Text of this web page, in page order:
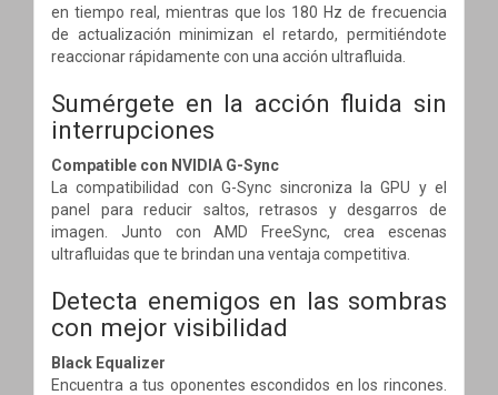
en tiempo real, mientras que los 180 Hz de frecuencia
de actualización minimizan el retardo, permitiéndote
reaccionar rápidamente con una acción ultrafluida.
Sumérgete en la acción fluida sin
interrupciones
Compatible con NVIDIA G-Sync
La compatibilidad con G-Sync sincroniza la GPU y el
panel para reducir saltos, retrasos y desgarros de
imagen. Junto con AMD FreeSync, crea escenas
ultrafluidas que te brindan una ventaja competitiva.
Detecta enemigos en las sombras
con mejor visibilidad
Black Equalizer
Encuentra a tus oponentes escondidos en los rincones.